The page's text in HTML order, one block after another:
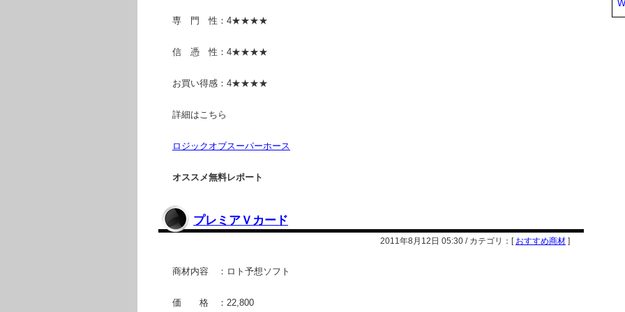
専 門 性：4★★★★
信 憑 性：4★★★★
お買い得感：4★★★★
詳細はこちら
ロジックオブスーパーホース
オススメ無料レポート
プレミアＶカード
2011年8月12日 05:30 / カテゴリ：[ おすすめ商材 ]
商材内容 ：ロト予想ソフト
価 格 ：22,800